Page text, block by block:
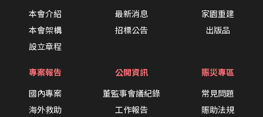
本會介紹
本會架構
設立章程
最新消息
招標公告
家園重建
出版品
專案報告
國內專案
海外救助
公開資訊
董監事會議紀錄
工作報告
賑災專區
常見問題
賑助法規